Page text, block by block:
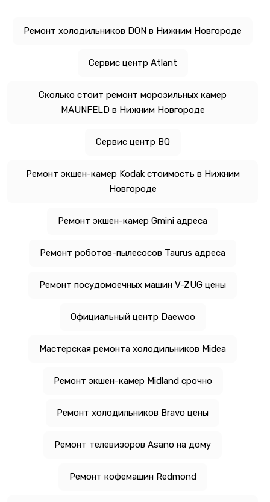
Ремонт холодильников DON в Нижним Новгороде
Сервис центр Atlant
Сколько стоит ремонт морозильных камер
MAUNFELD в Нижним Новгороде
Сервис центр BQ
Ремонт экшен-камер Kodak стоимость в Нижним
Новгороде
Ремонт экшен-камер Gmini адреса
Ремонт роботов-пылесосов Taurus адреса
Ремонт посудомоечных машин V-ZUG цены
Официальный центр Daewoo
Мастерская ремонта холодильников Midea
Ремонт экшен-камер Midland срочно
Ремонт холодильников Bravo цены
Ремонт телевизоров Asano на дому
Ремонт кофемашин Redmond